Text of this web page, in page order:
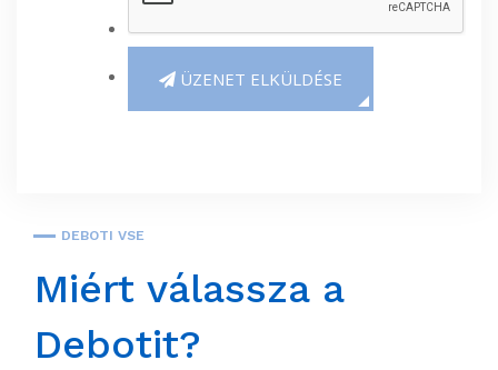
ÜZENET ELKÜLDÉSE
DEBOTI VSE
Miért válassza a
Debotit?